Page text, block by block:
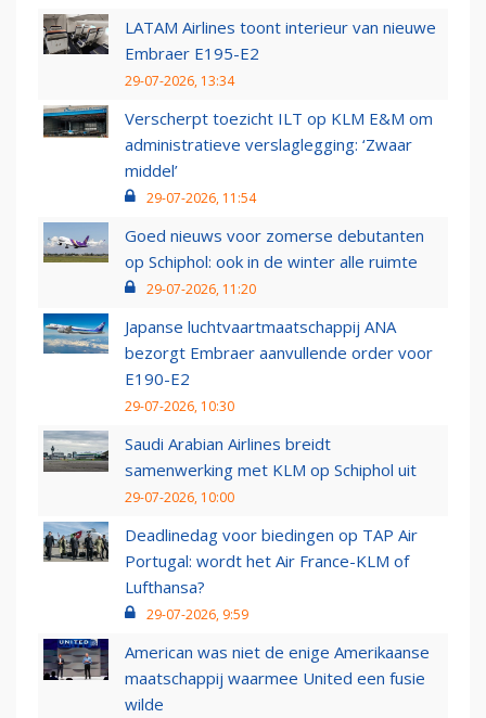
LATAM Airlines toont interieur van nieuwe
Embraer E195-E2
29-07-2026, 13:34
Verscherpt toezicht ILT op KLM E&M om
administratieve verslaglegging: ‘Zwaar
middel’
29-07-2026, 11:54
Goed nieuws voor zomerse debutanten
op Schiphol: ook in de winter alle ruimte
29-07-2026, 11:20
Japanse luchtvaartmaatschappij ANA
bezorgt Embraer aanvullende order voor
E190-E2
29-07-2026, 10:30
Saudi Arabian Airlines breidt
samenwerking met KLM op Schiphol uit
29-07-2026, 10:00
Deadlinedag voor biedingen op TAP Air
Portugal: wordt het Air France-KLM of
Lufthansa?
29-07-2026, 9:59
American was niet de enige Amerikaanse
maatschappij waarmee United een fusie
wilde